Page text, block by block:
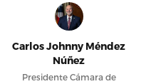
Carlos Johnny Méndez
Núñez
Presidente Cámara de